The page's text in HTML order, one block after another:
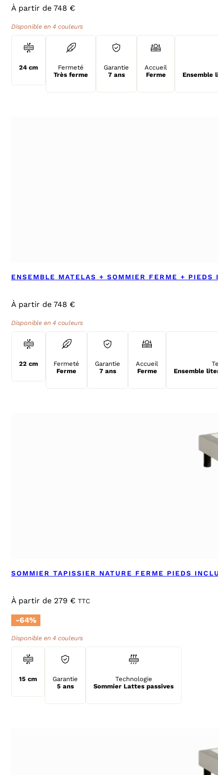
À partir de 748 €
Disponible en 4 couleurs
24 cm
Fermeté
Très ferme
Garantie
7 ans
Accueil
Ferme
Ensemble
ENSEMBLE MATELAS + SOMMIER FERME + PIEDS
À partir de 748 €
Disponible en 4 couleurs
22 cm
Fermeté
Ferme
Garantie
7 ans
Accueil
Ferme
Ensemble
SOMMIER TAPISSIER NATURE FERME PIEDS
À partir de 279 € TTC
-64%
Disponible en 4 couleurs
15 cm
Garantie
5 ans
Technologie
Sommier Lattes passives